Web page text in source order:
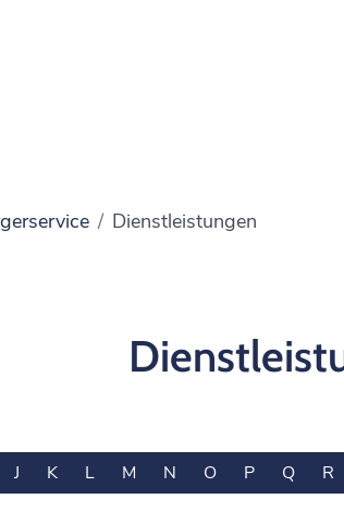
Dienstleistungen
J K L M N O P Q R